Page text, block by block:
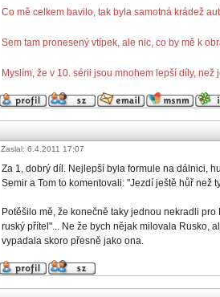
Co mě celkem bavilo, tak byla samotná krádež
Sem tam pronesený vtípek, ale nic, co by mě k
Myslím, že v 10. sérii jsou mnohem lepší díly,
Zaslal: 6.4.2011 17:07
Za 1, dobrý díl. Nejlepší byla formule na dálnici,
Semir a Tom to komentovali: "Jezdí ještě hůř než
Potěšilo mě, že konečně taky jednou nekradli
ruský přítel"... Ne že bych nějak milovala Rusko,
vypadala skoro přesně jako ona.